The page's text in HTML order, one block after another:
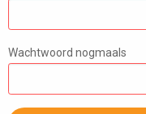
Wachtwoord nogmaals